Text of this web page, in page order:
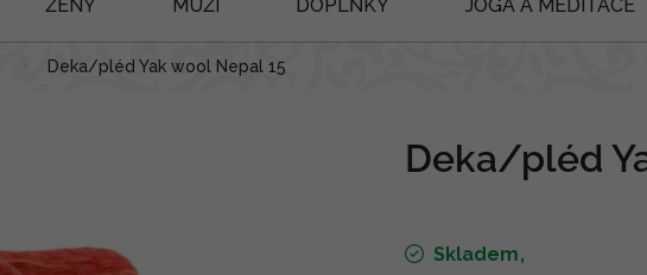
ŽENY MUŽI DOPLŇKY JÓGA A MEDITACE
Deka/pléd Yak wool Nepal 15
Deka/pléd
Skladem